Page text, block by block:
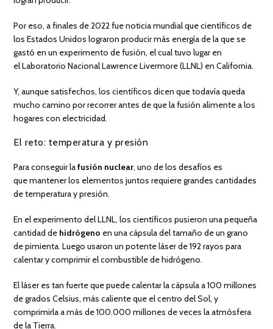
Por eso, a finales de 2022 fue noticia mundial que científicos de
los Estados Unidos lograron producir más energía de la que se
gastó en un experimento de fusión, el cual tuvo lugar en
el Laboratorio Nacional Lawrence Livermore (LLNL) en California.
Y, aunque satisfechos, los científicos dicen que todavía queda
mucho camino por recorrer antes de que la fusión alimente a los
hogares con electricidad.
El reto: temperatura y presión
Para conseguir lafusión nuclear, uno de los desafíos es
que mantener los elementos juntos requiere grandes cantidades
de temperatura y presión.
En el experimento del LLNL, los científicos pusieron una pequeña
cantidad de hidrógeno en una cápsula del tamaño de un grano
de pimienta. Luego usaron un potente láser de 192 rayos para
calentar y comprimir el combustible de hidrógeno.
El láser es tan fuerte que puede calentar la cápsula a 100 millones
de grados Celsius, más caliente que el centro del Sol, y
comprimirla a más de 100.000 millones de veces la atmósfera
de la Tierra.